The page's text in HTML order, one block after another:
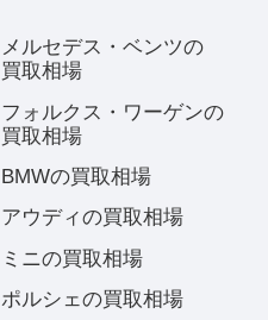
メルセデス・ベンツの
買取相場
フォルクス・ワーゲンの
買取相場
BMWの買取相場
アウディの買取相場
ミニの買取相場
ポルシェの買取相場